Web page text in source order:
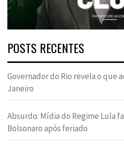
POSTS RECENTES
Governador do Rio revela o que
Janeiro
Absurdo: Mídia do Regime Lula
Bolsonaro após feriado